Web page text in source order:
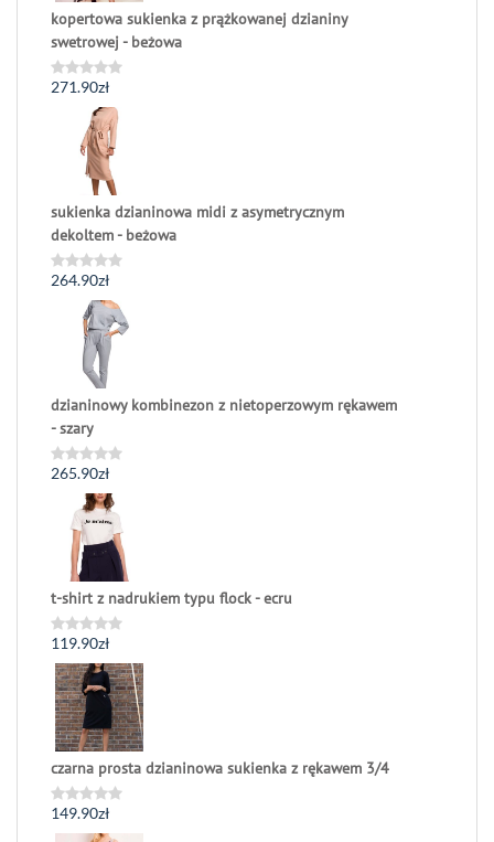
kopertowa sukienka z prążkowanej dzianiny
swetrowej - beżowa
Oceniono
271.90zł
sukienka dzianinowa midi z asymetrycznym
dekoltem - beżowa
Oceniono
264.90zł
dzianinowy kombinezon z nietoperzowym rękawem
- szary
Oceniono
265.90zł
t-shirt z nadrukiem typu flock - ecru
Oceniono
0
na
5
119.90zł
czarna prosta dzianinowa sukienka z rękawem 3/4
Oceniono
0
149.90zł